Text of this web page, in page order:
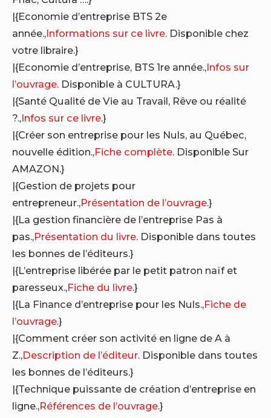
|{Economie d’entreprise BTS 2e
année.,Informations sur ce livre. Disponible chez
votre libraire.}
|{Economie d’entreprise, BTS 1re année.,Infos sur
l’ouvrage. Disponible à CULTURA.}
|{Santé Qualité de Vie au Travail, Rêve ou réalité
?.,Infos sur ce livre.}
|{Créer son entreprise pour les Nuls, au Québec,
nouvelle édition.,Fiche complète. Disponible Sur
AMAZON.}
|{Gestion de projets pour
entrepreneur.,Présentation de l’ouvrage.}
|{La gestion financière de l’entreprise Pas à
pas.,Présentation du livre. Disponible dans toutes
les bonnes de l’éditeurs.}
|{L’entreprise libérée par le petit patron naïf et
paresseux.,Fiche du livre.}
|{La Finance d’entreprise pour les Nuls.,Fiche de
l’ouvrage.}
|{Comment créer son activité en ligne de A à
Z.,Description de l’éditeur. Disponible dans toutes
les bonnes de l’éditeurs.}
|{Technique puissante de création d’entreprise en
ligne.,Références de l’ouvrage.}